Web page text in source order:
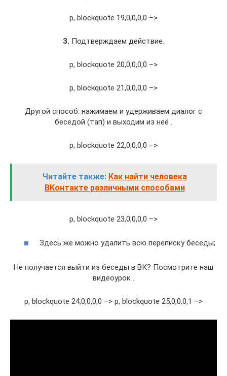
p, blockquote 19,0,0,0,0 –>
3. Подтверждаем действие.
p, blockquote 20,0,0,0,0 –>
p, blockquote 21,0,0,0,0 –>
Другой способ: нажимаем и удерживаем диалог с
беседой (тап) и выходим из неё .
p, blockquote 22,0,0,0,0 –>
Читайте также: Как найти человека
ВКонтакте различными способами
p, blockquote 23,0,0,0,0 –>
Здесь же можно удалить всю переписку беседы;
Не получается выйти из беседы в ВК? Посмотрите наш
видеоурок .
p, blockquote 24,0,0,0,0 –> p, blockquote 25,0,0,0,1 –>